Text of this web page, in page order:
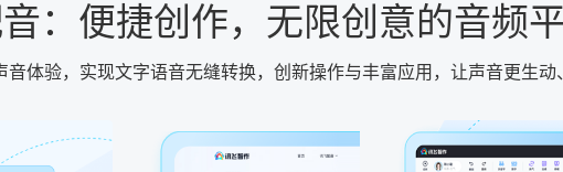
：便捷创作，无限创意的音频
体验，实现文字语音无缝转换，创新操作与丰富应用，让声音更生动